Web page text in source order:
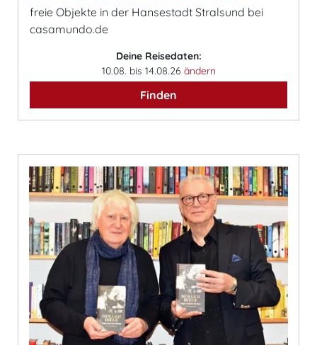
freie Objekte in der Hansestadt Stralsund bei
casamundo.de
Deine Reisedaten:
10.08. bis 14.08.26 ändern
Finden